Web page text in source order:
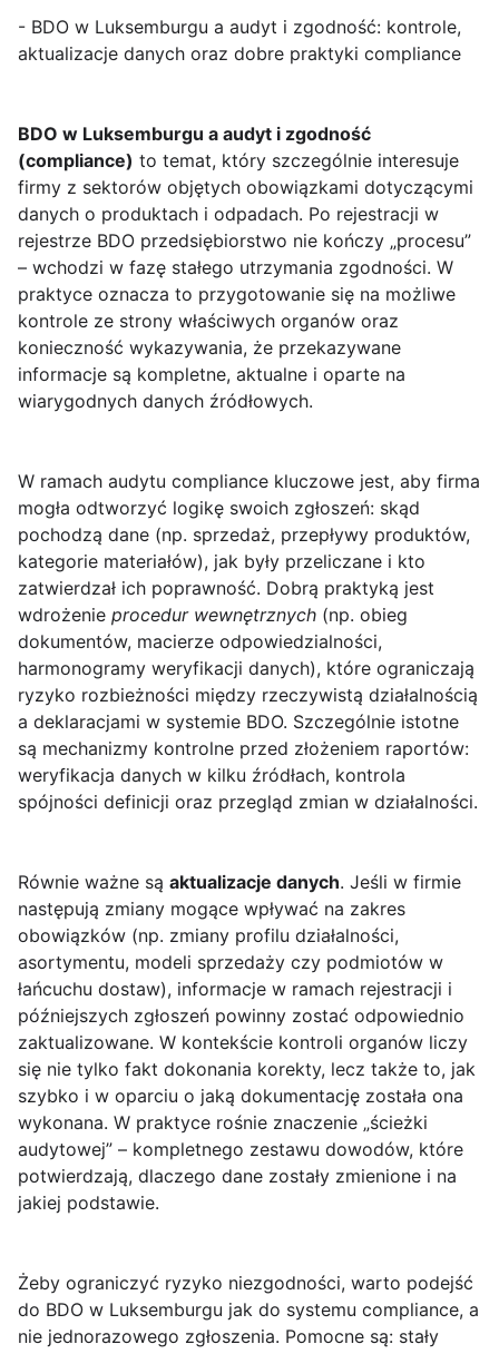
- BDO w Luksemburgu a audyt i zgodność: kontrole,
aktualizacje danych oraz dobre praktyki compliance
BDO w Luksemburgu a audyt i zgodność
(compliance) to temat, który szczególnie interesuje
firmy z sektorów objętych obowiązkami dotyczącymi
danych o produktach i odpadach. Po rejestracji w
rejestrze BDO przedsiębiorstwo nie kończy „procesu”
– wchodzi w fazę stałego utrzymania zgodności. W
praktyce oznacza to przygotowanie się na możliwe
kontrole ze strony właściwych organów oraz
konieczność wykazywania, że przekazywane
informacje są kompletne, aktualne i oparte na
wiarygodnych danych źródłowych.
W ramach audytu compliance kluczowe jest, aby firma
mogła odtworzyć logikę swoich zgłoszeń: skąd
pochodzą dane (np. sprzedaż, przepływy produktów,
kategorie materiałów), jak były przeliczane i kto
zatwierdzał ich poprawność. Dobrą praktyką jest
wdrożenie procedur wewnętrznych (np. obieg
dokumentów, macierze odpowiedzialności,
harmonogramy weryfikacji danych), które ograniczają
ryzyko rozbieżności między rzeczywistą działalnością
a deklaracjami w systemie BDO. Szczególnie istotne
są mechanizmy kontrolne przed złożeniem raportów:
weryfikacja danych w kilku źródłach, kontrola
spójności definicji oraz przegląd zmian w działalności.
Równie ważne są aktualizacje danych. Jeśli w firmie
następują zmiany mogące wpływać na zakres
obowiązków (np. zmiany profilu działalności,
asortymentu, modeli sprzedaży czy podmiotów w
łańcuchu dostaw), informacje w ramach rejestracji i
późniejszych zgłoszeń powinny zostać odpowiednio
zaktualizowane. W kontekście kontroli organów liczy
się nie tylko fakt dokonania korekty, lecz także to, jak
szybko i w oparciu o jaką dokumentację została ona
wykonana. W praktyce rośnie znaczenie „ścieżki
audytowej” – kompletnego zestawu dowodów, które
potwierdzają, dlaczego dane zostały zmienione i na
jakiej podstawie.
Żeby ograniczyć ryzyko niezgodności, warto podejść
do BDO w Luksemburgu jak do systemu compliance, a
nie jednorazowego zgłoszenia. Pomocne są: stały